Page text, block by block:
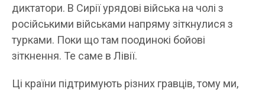
диктатори. В Сирії урядові війська на чолі з
російськими військами напряму зіткнулися з
турками. Поки що там поодинокі бойові
зіткнення. Те саме в Лівії.
Ці країни підтримують різних гравців, тому ми,